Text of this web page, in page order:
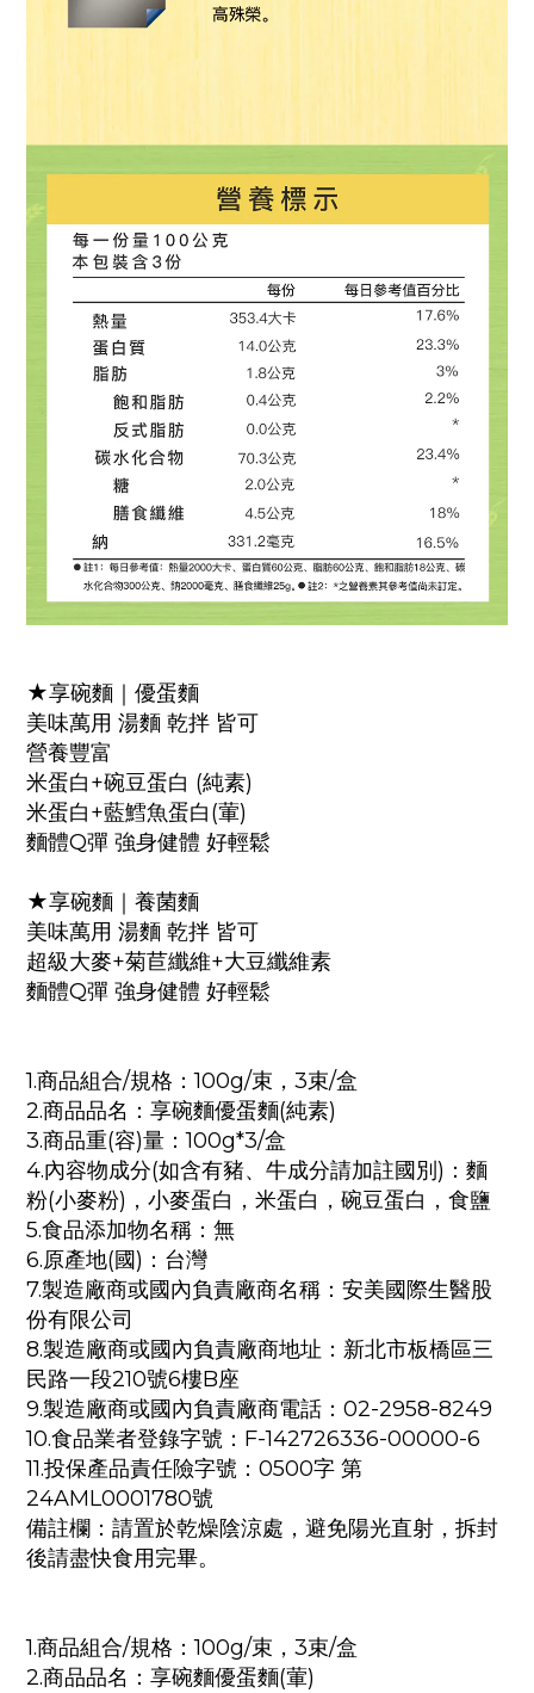
★享碗麵｜優蛋麵
美味萬用 湯麵 乾拌 皆可
營養豐富
米蛋白+碗豆蛋白 (純素)
米蛋白+藍鱈魚蛋白(葷)
麵體Q彈 強身健體 好輕鬆
★享碗麵｜養菌麵
美味萬用 湯麵 乾拌 皆可
超級大麥+菊苣纖維+大豆纖維素
麵體Q彈 強身健體 好輕鬆
1.商品組合/規格：100g/束，3束/盒
2.商品品名：享碗麵優蛋麵(純素)
3.商品重(容)量：100g*3/盒
4.內容物成分(如含有豬、牛成分請加註國別)：麵
粉(小麥粉)，小麥蛋白，米蛋白，碗豆蛋白，食鹽
5.食品添加物名稱：無
6.原產地(國)：台灣
7.製造廠商或國內負責廠商名稱：安美國際生醫股
份有限公司
8.製造廠商或國內負責廠商地址：新北市板橋區三
民路一段210號6樓B座
9.製造廠商或國內負責廠商電話：02-2958-8249
10.食品業者登錄字號：F-142726336-00000-6
11.投保產品責任險字號：0500字 第
24AML0001780號
備註欄：請置於乾燥陰涼處，避免陽光直射，拆封
後請盡快食用完畢。
1.商品組合/規格：100g/束，3束/盒
2.商品品名：享碗麵優蛋麵(葷)